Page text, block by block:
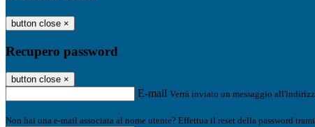
button close ×
Recupero password
button close ×
E-mail Verrà inviato un messaggio
Non hai una e-mail associata al nome utente? Effettua il reset della password